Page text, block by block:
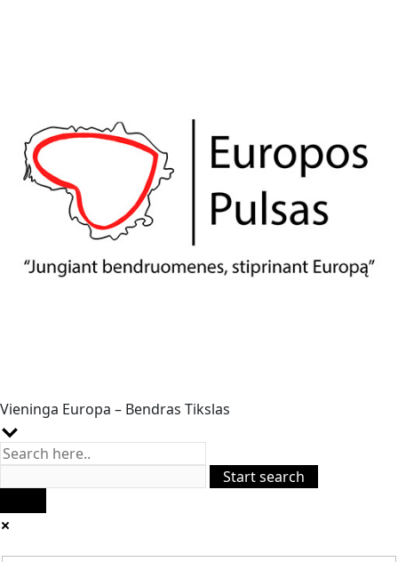
Vieninga Europa – Bendras Tikslas